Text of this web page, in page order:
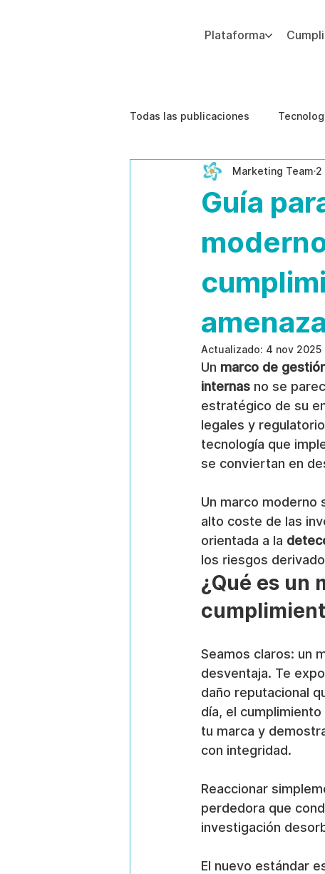
Plataforma
Todas las publicaciones
Estudios de caso Etica de IA
Guía
Marketing Team 2
Actualizado: 4 nov 2025
Un marco de
internas no se
estratégico de su
legales y
tecnología que
se conviertan en
Un marco moderno
alto coste de las
orientada a la
los riesgos
¿Qué es un
Seamos claros: un
desventaja. Te
daño reputacional
día, el
tu marca y
con integridad.
Reaccionar
perdedora que
investigación
El nuevo estándar